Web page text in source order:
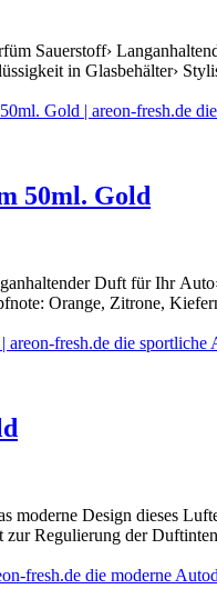
Sauerstoff›
in Glasbehälter›
50ml. Gold
Duft für Ihr
Orange, Zitrone,
moderne Design dieses
zur Regulierung der